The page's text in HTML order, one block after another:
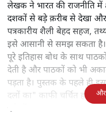
लेखक ने भारत की राजनीति में
दशकों से बड़े क़रीब से देखा
पत्रकारीय शैली बेहद सहज,
इसे आसानी से समझ सकता
पूरे इतिहास बोध के साथ
देती है और पाठकों को भी
पड़ता है। पुस्तक के पहले ही
दलों का" काफी चर्चित हो
चुके हैं।